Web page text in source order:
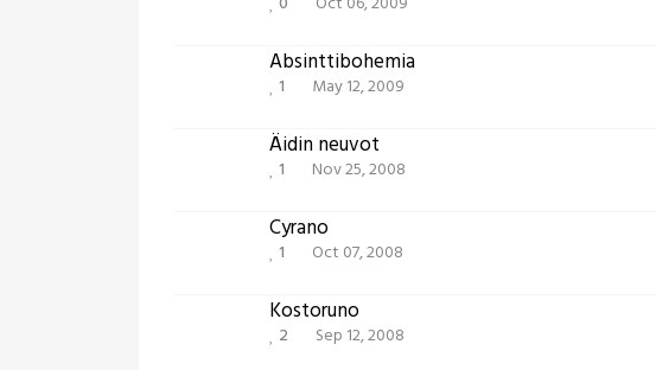
Absinttibohemia
1 May 12, 2009
Äidin neuvot
1 Nov 25, 2008
Cyrano
1 Oct 07, 2008
Kostoruno
2 Sep 12, 2008